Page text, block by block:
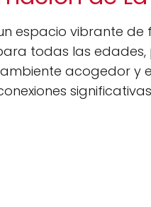
espacio vibrante de
todas las edades,
acogedor y